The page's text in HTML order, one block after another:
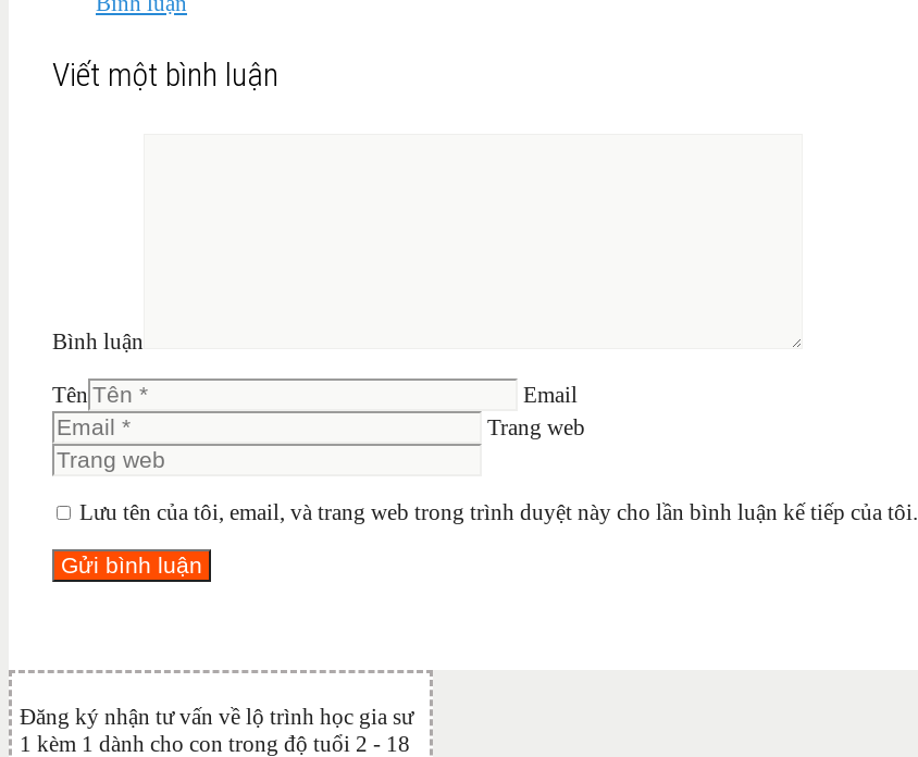
Viết một bình luận
Bình luận
Tên
Email
Trang web
Lưu tên của tôi, email, và trang web trong trình duyệt này cho lần bình luận kế tiếp của tôi.
Đăng ký nhận tư vấn về lộ trình học gia sư
1 kèm 1 dành cho con trong độ tuổi 2 - 18